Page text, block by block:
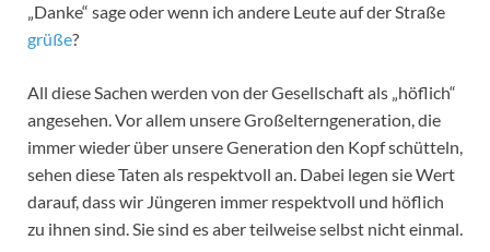
„Danke“ sage oder wenn ich andere Leute auf der Straße
grüße?
All diese Sachen werden von der Gesellschaft als „höflich“
angesehen. Vor allem unsere Großelterngeneration, die
immer wieder über unsere Generation den Kopf schütteln,
sehen diese Taten als respektvoll an. Dabei legen sie Wert
darauf, dass wir Jüngeren immer respektvoll und höflich
zu ihnen sind. Sie sind es aber teilweise selbst nicht einmal.